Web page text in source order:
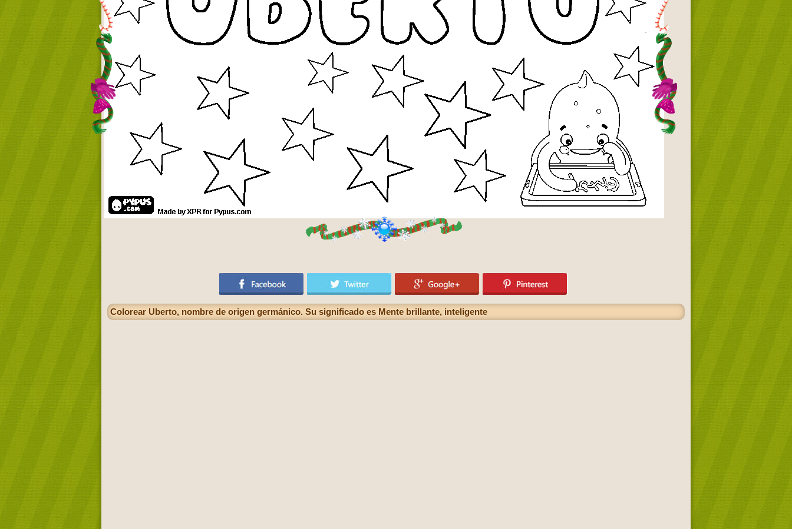
Colorear Uberto, nombre de origen germánico. Su significado es Mente brillante, inteligente